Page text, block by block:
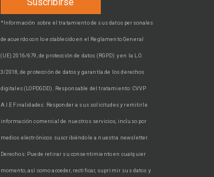
*Información sobre el tratamiento de sus datos personales
de acuerdo con lo establecido en el Reglamento General
(UE) 2016/679, de protección de datos (RGPD) y en la L.O.
3/2018, de protección de datos y garantía de los derechos
digitales (LOPDGDD). Responsable del tratamiento: CVVP
A.I.E Finalidades: Responder a sus solicitudes y remitirle
información comercial de nuestros servicios, incluso por
medios electrónicos suscribiéndole a nuestra newsletter.
Derechos: Puede retirar su consentimiento en cualquier
momento, así como acceder, rectificar, suprimir sus datos y